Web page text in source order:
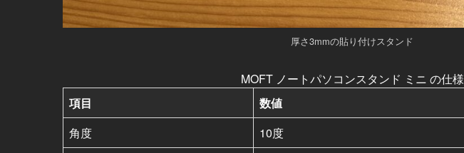
厚さ3mmの貼り付けスタンド
MOFT ノートパソコンスタンド ミニ の仕様
項目
数値
角度
10度